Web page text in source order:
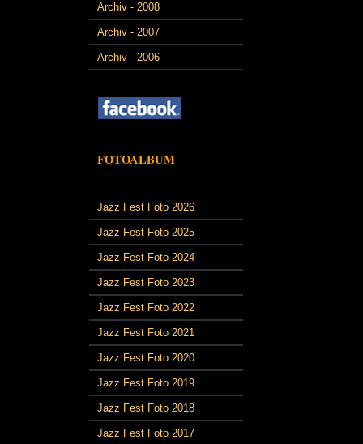
Archiv - 2008
Archiv - 2007
Archiv - 2006
FOTOALBUM
Jazz Fest Foto 2026
Jazz Fest Foto 2025
Jazz Fest Foto 2024
Jazz Fest Foto 2023
Jazz Fest Foto 2022
Jazz Fest Foto 2021
Jazz Fest Foto 2020
Jazz Fest Foto 2019
Jazz Fest Foto 2018
Jazz Fest Foto 2017